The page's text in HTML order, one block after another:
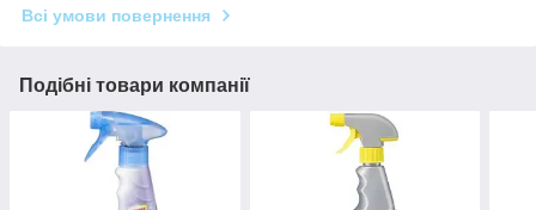
Всі умови повернення
Подібні товари компанії